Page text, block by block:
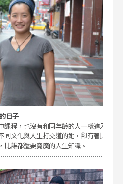
日子
課程，也沒有和同年齡的人一樣進入
同文化與人生打交道的她，卻有著比
比誰都還要寬廣的人生知識。